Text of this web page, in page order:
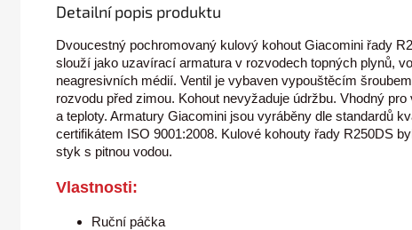
Detailní popis produktu
Dvoucestný pochromovaný kulový kohout Giacomini řady
slouží jako uzavírací armatura v rozvodech topných plynů,
neagresivních médií. Ventil je vybaven vypouštěcím
rozvodu před zimou. Kohout nevyžaduje údržbu. Vhodný
a teploty. Armatury Giacomini jsou vyráběny dle standardů
certifikátem ISO 9001:2008. Kulové kohouty řady R250DS
styk s pitnou vodou.
Vlastnosti:
Ruční páčka